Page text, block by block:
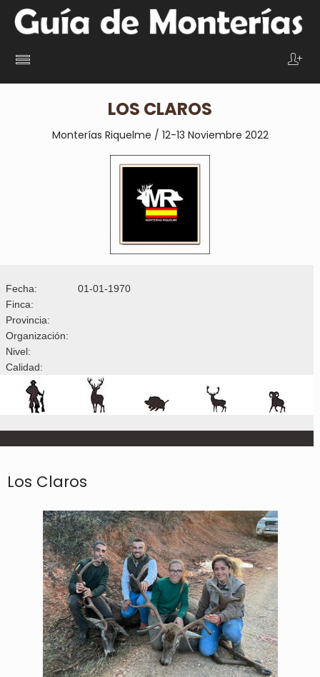
LOS CLAROS
Monterías Riquelme / 12-13 Noviembre 2022
Fecha:
01-01-1970
Finca:
Provincia:
Organización:
Nivel:
Calidad:
Los Claros